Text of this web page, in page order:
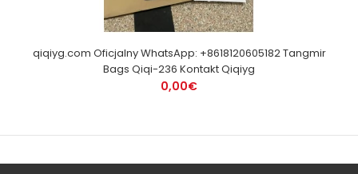
qiqiyg.com Oficjalny WhatsApp: +8618120605182 Tangmir
Bags Qiqi-236 Kontakt Qiqiyg
0,00€